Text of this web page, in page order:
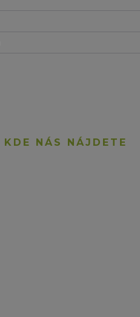
KDE NÁS NÁJDETE